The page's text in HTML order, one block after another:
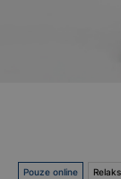
Pouze online Relaks